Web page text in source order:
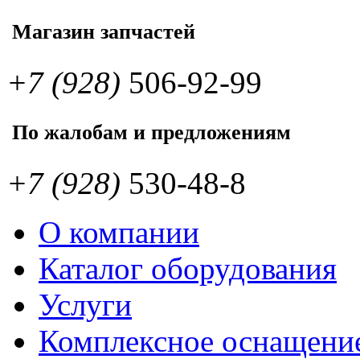
Магазин запчастей
+7 (928) 506-92-99
По жалобам и предложениям
+7 (928) 530-48-8
О компании
Каталог оборудования
Услуги
Комплексное